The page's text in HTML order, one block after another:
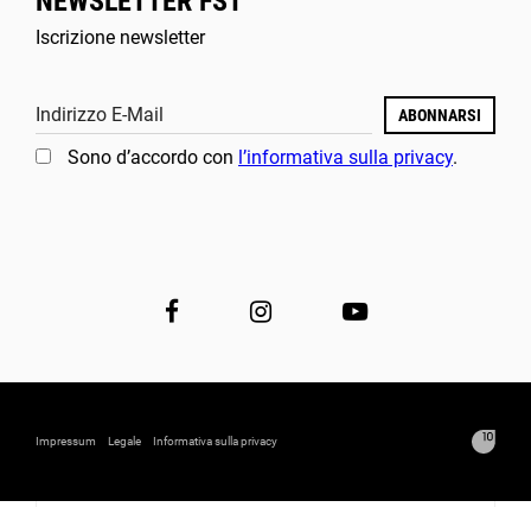
Iscrizione newsletter
Indirizzo E-Mail ABONNARSI
Sono d’accordo con l’informativa sulla privacy.
Impressum Legale Informativa sulla privacy